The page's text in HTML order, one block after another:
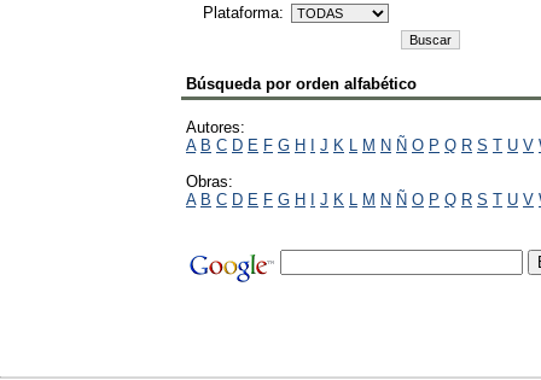
Plataforma:
Búsqueda por orden alfabético
Autores:
A B C D E F G H I J K L M N Ñ O P Q R S T U V
Obras:
A B C D E F G H I J K L M N Ñ O P Q R S T U V